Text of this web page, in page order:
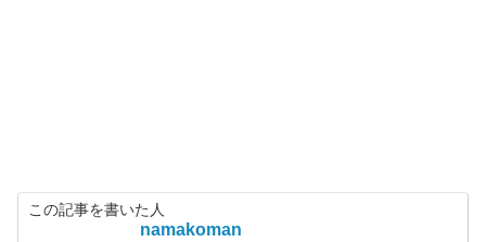
この記事を書いた人
namakoman